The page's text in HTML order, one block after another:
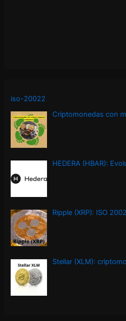
iso-20022
Criptomonedas con
HEDERA (HBAR):
Ripple (XRP): ISO
Stellar (XLM):